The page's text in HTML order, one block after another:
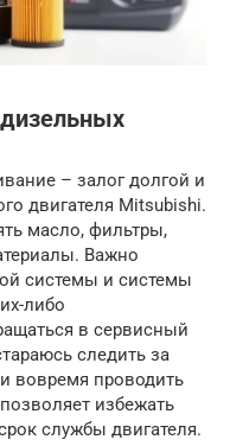
– залог долгой и
двигателя Mitsubishi.
масло, фильтры,
Важно
системы и системы
либо
в сервисный
следить за
вовремя проводить
избежать
службы двигателя.